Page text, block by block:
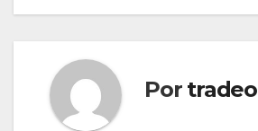
Por tradeo